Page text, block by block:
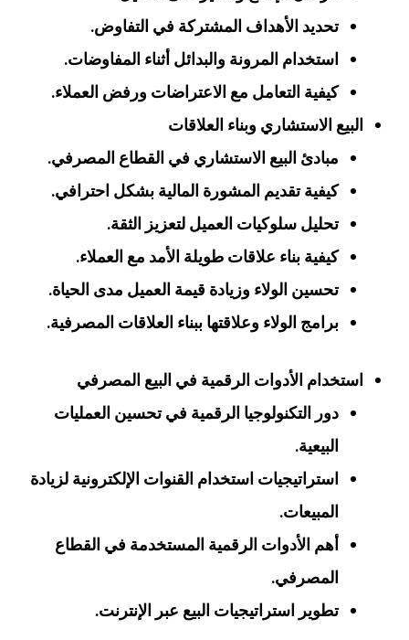
تحديد الأهداف المشتركة في التفاوض.
استخدام المرونة والبدائل أثناء المفاوضات.
كيفية التعامل مع الاعتراضات ورفض العملاء.
البيع الاستشاري وبناء العلاقات
مبادئ البيع الاستشاري في القطاع المصرفي.
كيفية تقديم المشورة المالية بشكل احترافي.
تحليل سلوكيات العميل لتعزيز الثقة.
كيفية بناء علاقات طويلة الأمد مع العملاء.
تحسين الولاء وزيادة قيمة العميل مدى الحياة.
برامج الولاء وعلاقتها ببناء العلاقات المصرفية.
استخدام الأدوات الرقمية في البيع المصرفي
دور التكنولوجيا الرقمية في تحسين العمليات
البيعية.
استراتيجيات استخدام القنوات الإلكترونية لزيادة
المبيعات.
أهم الأدوات الرقمية المستخدمة في القطاع
المصرفي.
تطوير استراتيجيات البيع عبر الإنترنت.